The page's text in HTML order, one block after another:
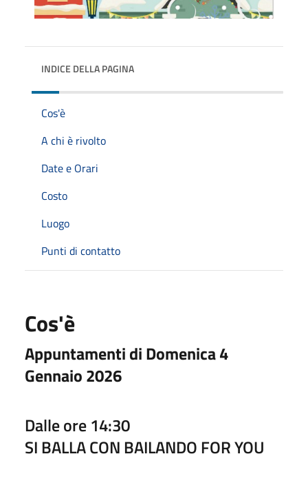
INDICE DELLA PAGINA
Cos'è
A chi è rivolto
Date e Orari
Costo
Luogo
Punti di contatto
Cos'è
Appuntamenti di Domenica 4
Gennaio 2026
Dalle ore 14:30
SI BALLA CON BAILANDO FOR YOU